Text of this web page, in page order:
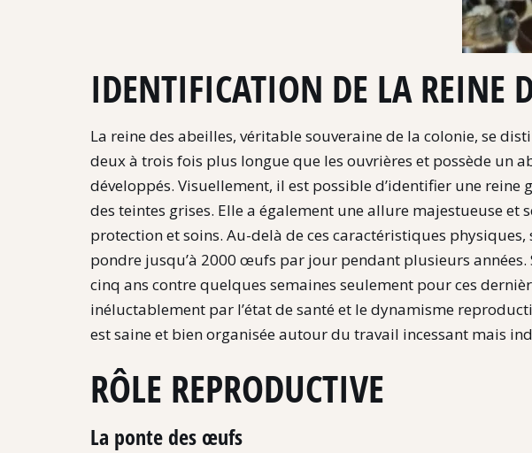
IDENTIFICATION DE LA REINE
La reine des abeilles, véritable souveraine de la colonie, se
deux à trois fois plus longue que les ouvrières et possède
développés. Visuellement, il est possible d’identifier une
des teintes grises. Elle a également une allure majestueuse et
protection et soins. Au-delà de ces caractéristiques
pondre jusqu’à 2000 œufs par jour pendant plusieurs années.
cinq ans contre quelques semaines seulement pour ces
inéluctablement par l’état de santé et le dynamisme
est saine et bien organisée autour du travail incessant mais
RÔLE REPRODUCTIVE
La ponte des œufs